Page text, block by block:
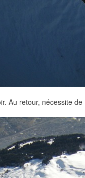
Au retour, nécessite